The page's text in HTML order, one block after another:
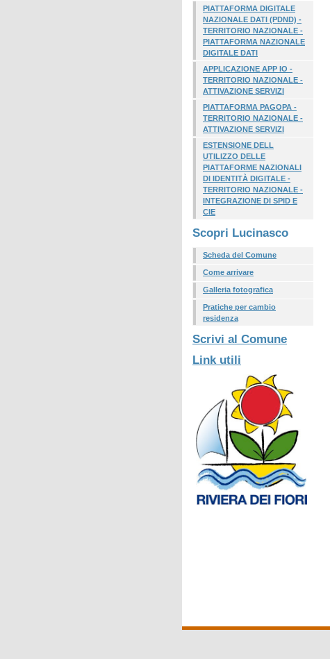
PIATTAFORMA DIGITALE
NAZIONALE DATI (PDND) -
TERRITORIO NAZIONALE -
PIATTAFORMA NAZIONALE
DIGITALE DATI
APPLICAZIONE APP IO -
TERRITORIO NAZIONALE -
ATTIVAZIONE SERVIZI
PIATTAFORMA PAGOPA -
TERRITORIO NAZIONALE -
ATTIVAZIONE SERVIZI
ESTENSIONE DELL
UTILIZZO DELLE
PIATTAFORME NAZIONALI
DI IDENTITÀ DIGITALE -
TERRITORIO NAZIONALE -
INTEGRAZIONE DI SPID E
CIE
Scopri Lucinasco
Scheda del Comune
Come arrivare
Galleria fotografica
Pratiche per cambio
residenza
Scrivi al Comune
Link utili